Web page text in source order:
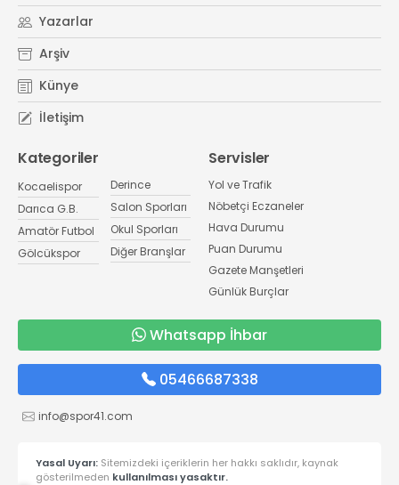
Yazarlar
Arşiv
Künye
İletişim
Kategoriler
Kocaelispor
Darıca G.B.
Amatör Futbol
Gölcükspor
Derince
Salon Sporları
Okul Sporları
Diğer Branşlar
Servisler
Yol ve Trafik
Nöbetçi Eczaneler
Hava Durumu
Puan Durumu
Gazete Manşetleri
Günlük Burçlar
Whatsapp İhbar
05466687338
info@spor41.com
Yasal Uyarı: Sitemizdeki içeriklerin her hakkı saklıdır, kaynak
gösterilmeden kullanılması yasaktır.